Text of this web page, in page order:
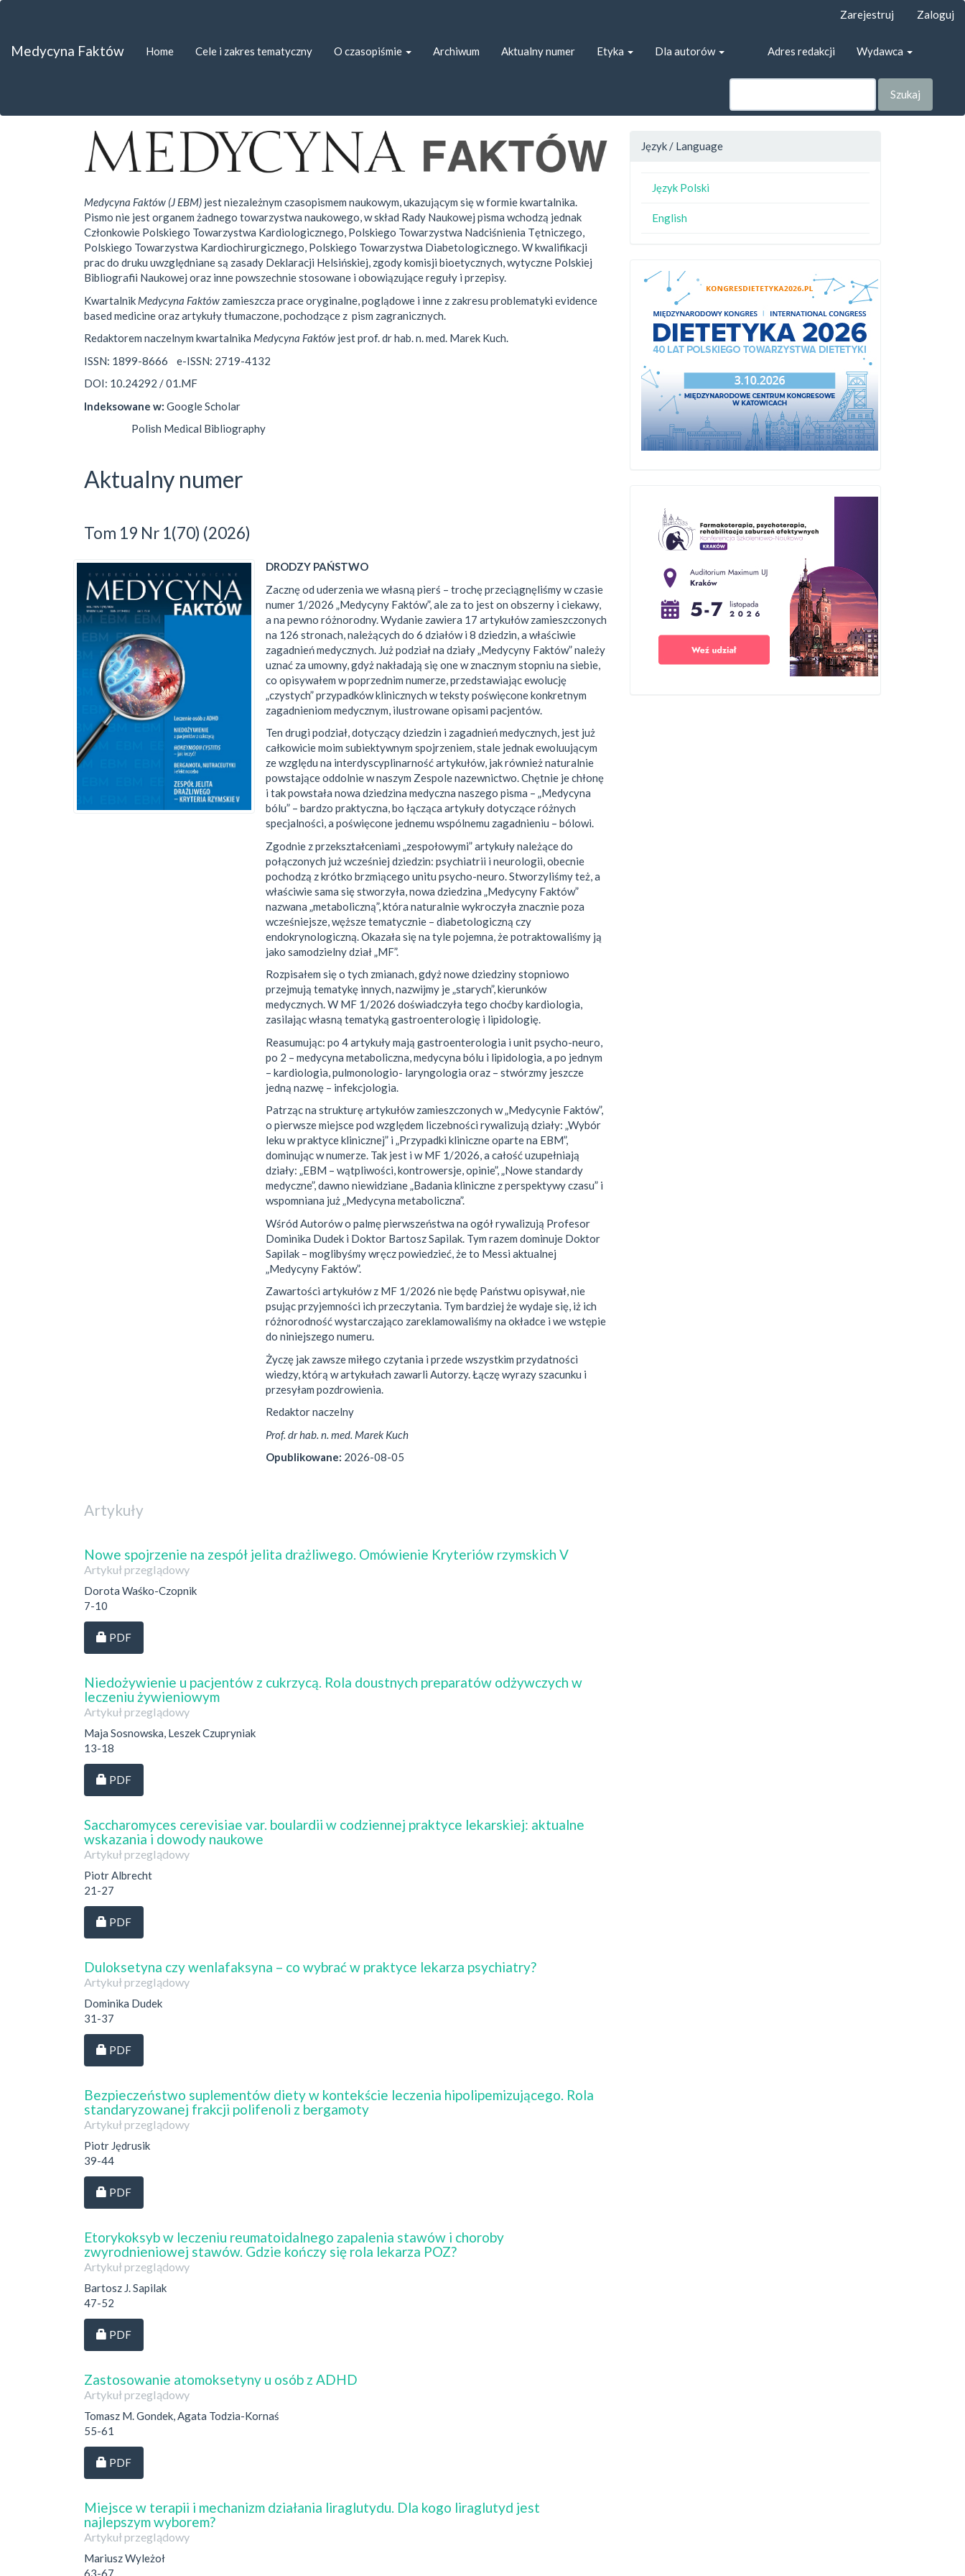
##plugins.themes.bootstrap3.accessible_menu.label##
##plugins.themes.bootstrap3.accessible_menu.sidebar##
Zarejestruj Zaloguj
Medycyna Faktów Home Cele i zakres tematyczny O czasopiśmie Archiwum Aktualny numer Etyka Dla autorów Adres redakcji Wydawca
Szukaj
Medycyna Faktów (J EBM) jest niezależnym czasopismem naukowym, ukazującym się w formie kwartalnika.
Pismo nie jest organem żadnego towarzystwa naukowego, w skład Rady Naukowej pisma wchodzą jednak
Członkowie Polskiego Towarzystwa Kardiologicznego, Polskiego Towarzystwa Nadciśnienia Tętniczego,
Polskiego Towarzystwa Kardiochirurgicznego, Polskiego Towarzystwa Diabetologicznego. W kwalifikacji
prac do druku uwzględniane są zasady Deklaracji Helsińskiej, zgody komisji bioetycznych, wytyczne Polskiej
Bibliografii Naukowej oraz inne powszechnie stosowane i obowiązujące reguły i przepisy.
Kwartalnik Medycyna Faktów zamieszcza prace oryginalne, poglądowe i inne z zakresu problematyki evidence
based medicine oraz artykuły tłumaczone, pochodzące z pism zagranicznych.
Redaktorem naczelnym kwartalnika Medycyna Faktów jest prof. dr hab. n. med. Marek Kuch.
ISSN: 1899-8666 e-ISSN: 2719-4132
DOI: 10.24292 / 01.MF
Indeksowane w: Google Scholar
Polish Medical Bibliography
Aktualny numer
Tom 19 Nr 1(70) (2026)
DRODZY PAŃSTWO
Zacznę od uderzenia we własną pierś – trochę przeciągnęliśmy w czasie
numer 1/2026 „Medycyny Faktów”, ale za to jest on obszerny i ciekawy,
a na pewno różnorodny. Wydanie zawiera 17 artykułów zamieszczonych
na 126 stronach, należących do 6 działów i 8 dziedzin, a właściwie
zagadnień medycznych. Już podział na działy „Medycyny Faktów” należy
uznać za umowny, gdyż nakładają się one w znacznym stopniu na siebie,
co opisywałem w poprzednim numerze, przedstawiając ewolucję
„czystych” przypadków klinicznych w teksty poświęcone konkretnym
zagadnieniom medycznym, ilustrowane opisami pacjentów.
Ten drugi podział, dotyczący dziedzin i zagadnień medycznych, jest już
całkowicie moim subiektywnym spojrzeniem, stale jednak ewoluującym
ze względu na interdyscyplinarność artykułów, jak również naturalnie
powstające oddolnie w naszym Zespole nazewnictwo. Chętnie je chłonę
i tak powstała nowa dziedzina medyczna naszego pisma – „Medycyna
bólu” – bardzo praktyczna, bo łącząca artykuły dotyczące różnych
specjalności, a poświęcone jednemu wspólnemu zagadnieniu – bólowi.
Zgodnie z przekształceniami „zespołowymi” artykuły należące do
połączonych już wcześniej dziedzin: psychiatrii i neurologii, obecnie
pochodzą z krótko brzmiącego unitu psycho-neuro. Stworzyliśmy też, a
właściwie sama się stworzyła, nowa dziedzina „Medycyny Faktów”
nazwana „metaboliczną”, która naturalnie wykroczyła znacznie poza
wcześniejsze, węższe tematycznie – diabetologiczną czy
endokrynologiczną. Okazała się na tyle pojemna, że potraktowaliśmy ją
jako samodzielny dział „MF”.
Rozpisałem się o tych zmianach, gdyż nowe dziedziny stopniowo
przejmują tematykę innych, nazwijmy je „starych”, kierunków
medycznych. W MF 1/2026 doświadczyła tego choćby kardiologia,
zasilając własną tematyką gastroenterologię i lipidologię.
Reasumując: po 4 artykuły mają gastroenterologia i unit psycho-neuro,
po 2 – medycyna metaboliczna, medycyna bólu i lipidologia, a po jednym
– kardiologia, pulmonologio- laryngologia oraz – stwórzmy jeszcze
jedną nazwę – infekcjologia.
Patrząc na strukturę artykułów zamieszczonych w „Medycynie Faktów”,
o pierwsze miejsce pod względem liczebności rywalizują działy: „Wybór
leku w praktyce klinicznej” i „Przypadki kliniczne oparte na EBM”,
dominując w numerze. Tak jest i w MF 1/2026, a całość uzupełniają
działy: „EBM – wątpliwości, kontrowersje, opinie”, „Nowe standardy
medyczne”, dawno niewidziane „Badania kliniczne z perspektywy czasu” i
wspomniana już „Medycyna metaboliczna”.
Wśród Autorów o palmę pierwszeństwa na ogół rywalizują Profesor
Dominika Dudek i Doktor Bartosz Sapilak. Tym razem dominuje Doktor
Sapilak – moglibyśmy wręcz powiedzieć, że to Messi aktualnej
„Medycyny Faktów”.
Zawartości artykułów z MF 1/2026 nie będę Państwu opisywał, nie
psując przyjemności ich przeczytania. Tym bardziej że wydaje się, iż ich
różnorodność wystarczająco zareklamowaliśmy na okładce i we wstępie
do niniejszego numeru.
Życzę jak zawsze miłego czytania i przede wszystkim przydatności
wiedzy, którą w artykułach zawarli Autorzy. Łączę wyrazy szacunku i
przesyłam pozdrowienia.
Redaktor naczelny
Prof. dr hab. n. med. Marek Kuch
Opublikowane: 2026-08-05
Artykuły
Nowe spojrzenie na zespół jelita drażliwego. Omówienie Kryteriów rzymskich V
Artykuł przeglądowy
Dorota Waśko-Czopnik
7-10
Dostęp przez subskrypcję
PDF
Niedożywienie u pacjentów z cukrzycą. Rola doustnych preparatów odżywczych w
leczeniu żywieniowym
Artykuł przeglądowy
Maja Sosnowska, Leszek Czupryniak
13-18
Dostęp przez subskrypcję
PDF
Saccharomyces cerevisiae var. boulardii w codziennej praktyce lekarskiej: aktualne
wskazania i dowody naukowe
Artykuł przeglądowy
Piotr Albrecht
21-27
Dostęp przez subskrypcję
PDF
Duloksetyna czy wenlafaksyna – co wybrać w praktyce lekarza psychiatry?
Artykuł przeglądowy
Dominika Dudek
31-37
Dostęp przez subskrypcję
PDF
Bezpieczeństwo suplementów diety w kontekście leczenia hipolipemizującego. Rola
standaryzowanej frakcji polifenoli z bergamoty
Artykuł przeglądowy
Piotr Jędrusik
39-44
Dostęp przez subskrypcję
PDF
Etorykoksyb w leczeniu reumatoidalnego zapalenia stawów i choroby
zwyrodnieniowej stawów. Gdzie kończy się rola lekarza POZ?
Artykuł przeglądowy
Bartosz J. Sapilak
47-52
Dostęp przez subskrypcję
PDF
Zastosowanie atomoksetyny u osób z ADHD
Artykuł przeglądowy
Tomasz M. Gondek, Agata Todzia-Kornaś
55-61
Dostęp przez subskrypcję
PDF
Miejsce w terapii i mechanizm działania liraglutydu. Dla kogo liraglutyd jest
najlepszym wyborem?
Artykuł przeglądowy
Mariusz Wyleżoł
63-67
Język / Language
Język Polski
English